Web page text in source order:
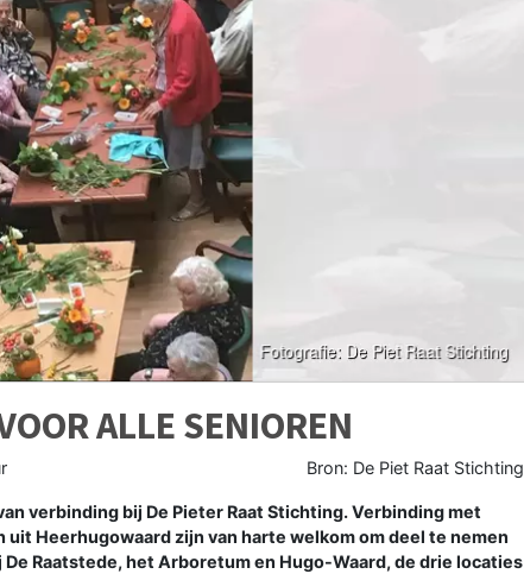
ALLE SENIOREN
Bron: De Piet Raat Stichting
verbinding bij De Pieter Raat Stichting. Verbinding met
Heerhugowaard zijn van harte welkom om deel te nemen
Raatstede, het Arboretum en Hugo-Waard, de drie locaties